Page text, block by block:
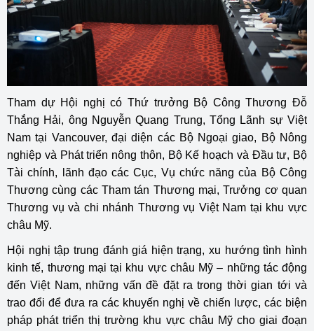
Tham dự Hội nghị có Thứ trưởng Bộ Công Thương Đỗ
Thắng Hải, ông Nguyễn Quang Trung, Tổng Lãnh sự Việt
Nam tại Vancouver, đại diện các Bộ Ngoại giao, Bộ Nông
nghiệp và Phát triển nông thôn, Bộ Kế hoạch và Đầu tư, Bộ
Tài chính, lãnh đạo các Cục, Vụ chức năng của Bộ Công
Thương cùng các Tham tán Thương mại, Trưởng cơ quan
Thương vụ và chi nhánh Thương vụ Việt Nam tại khu vực
châu Mỹ.
Hội nghị tập trung đánh giá hiện trạng, xu hướng tình hình
kinh tế, thương mại tại khu vực châu Mỹ – những tác động
đến Việt Nam, những vấn đề đặt ra trong thời gian tới và
trao đổi để đưa ra các khuyến nghị về chiến lược, các biện
pháp phát triển thị trường khu vực châu Mỹ cho giai đoạn